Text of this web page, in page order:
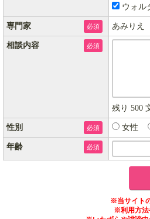
ウォル
専門家 必須 あみりえ
相談内容 必須
残り 500
性別 必須 女性
年齢 必須
※当サイト
※利用方法